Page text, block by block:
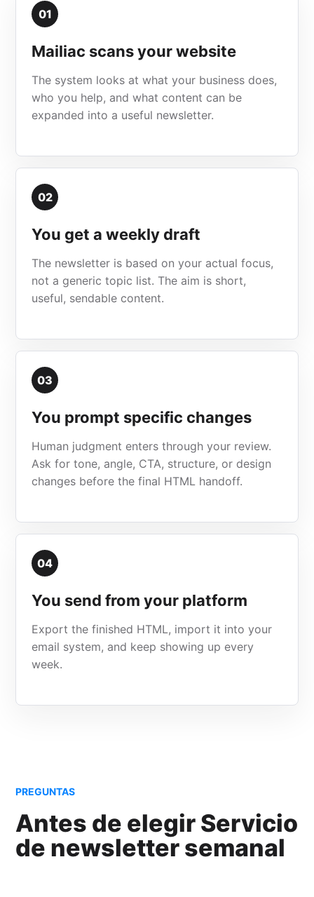
01
Mailiac scans your website
The system looks at what your business does,
who you help, and what content can be
expanded into a useful newsletter.
02
You get a weekly draft
The newsletter is based on your actual focus,
not a generic topic list. The aim is short,
useful, sendable content.
03
You prompt specific changes
Human judgment enters through your review.
Ask for tone, angle, CTA, structure, or design
changes before the final HTML handoff.
04
You send from your platform
Export the finished HTML, import it into your
email system, and keep showing up every
week.
PREGUNTAS
Antes de elegir Servicio
de newsletter semanal